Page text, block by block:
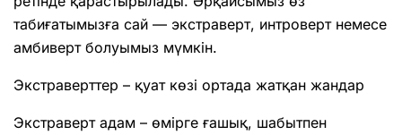
табиғатымызға сай — экстраверт, интроверт немесе
амбиверт болуымыз мүмкін.
Экстраверттер – қуат көзі ортада жатқан жандар
Экстраверт адам – өмірге ғашық, шабытпен